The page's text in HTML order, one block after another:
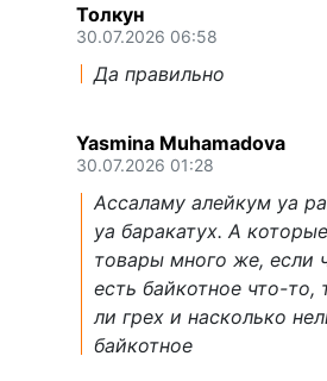
Толкун
30.07.2026 06:58
Да правильно
Yasmina Muhamadova
30.07.2026 01:28
Ассаламу алейкум уа
уа баракатух. А
товары много же, если
есть байкотное что-то,
ли грех и насколько
байкотное